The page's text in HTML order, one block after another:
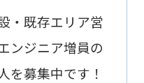
・既存エリア営
ンジニア増員の
を募集中です！